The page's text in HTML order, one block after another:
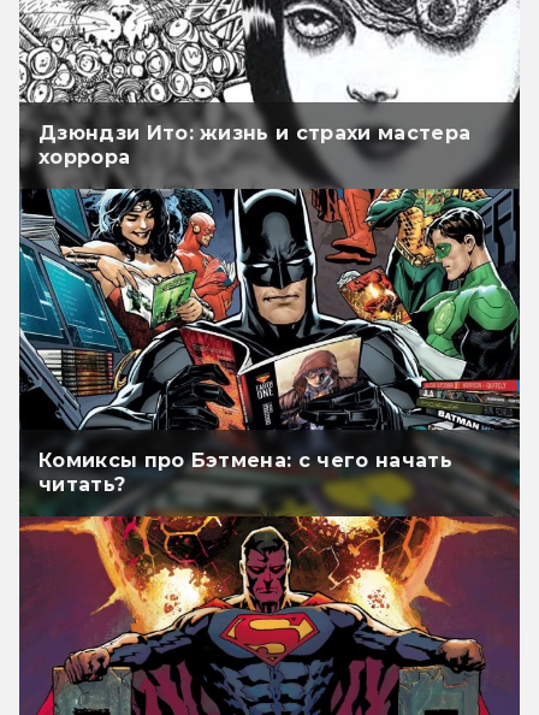
Дзюндзи Ито: жизнь и страхи мастера
хоррора
Комиксы про Бэтмена: с чего начать
читать?